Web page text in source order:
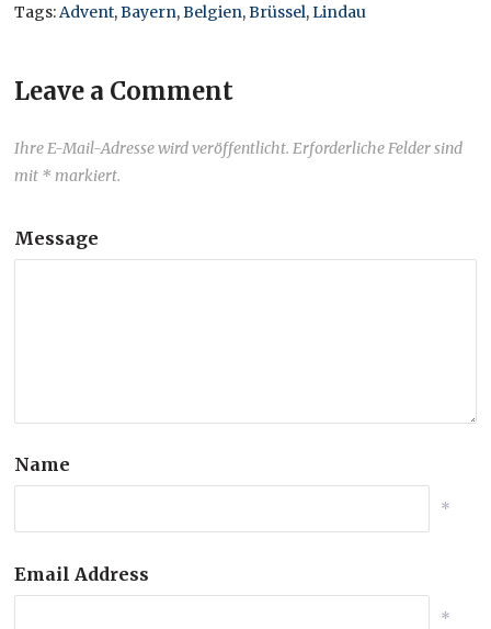
Tags:Advent,Bayern,Belgien,Brüssel,Lindau
Leave a Comment
Ihre E-Mail-Adresse wird veröffentlicht. Erforderliche Felder sind
mit * markiert.
Message
Name
*
Email Address
*